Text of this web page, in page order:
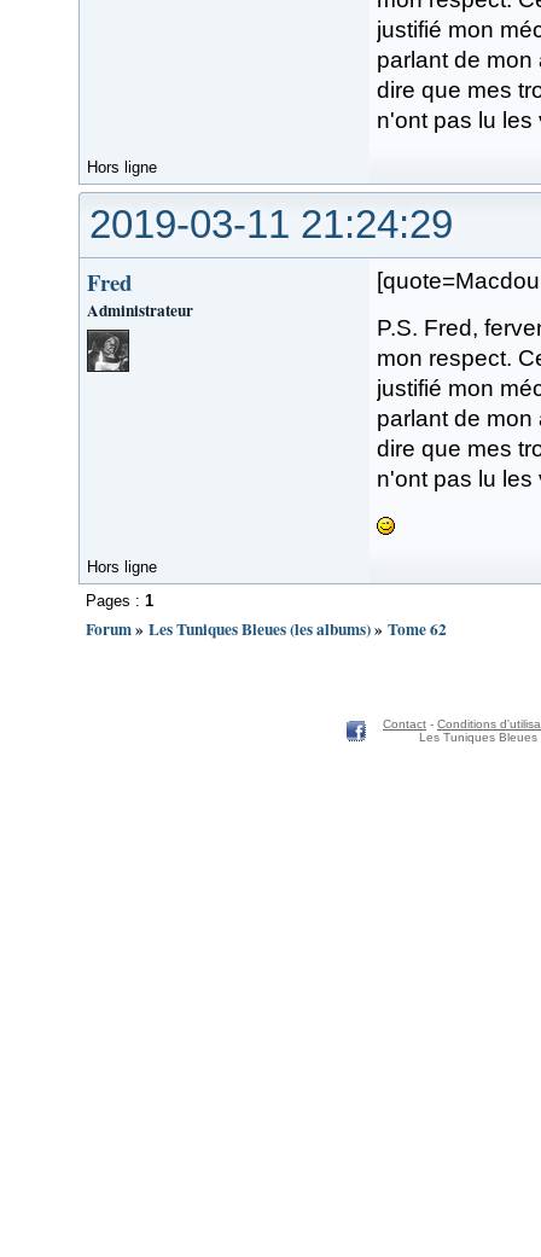
justifié mon
parlant de
dire que mes
n'ont pas lu les
Hors ligne
2019-03-11 21:24:29
Fred
Administrateur
P.S. Fred,
mon respect.
justifié mon
parlant de
dire que mes
n'ont pas lu les
Hors ligne
Pages : 1
Forum» Les Tuniques Bleues (les albums)» Tome 62
Contact - Conditions
Les Tuniques